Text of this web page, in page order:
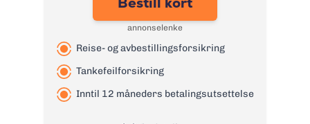
annonselenke
Reise- og avbestillingsforsikring
Tankefeilforsikring
Inntil 12 måneders betalingsutsettelse